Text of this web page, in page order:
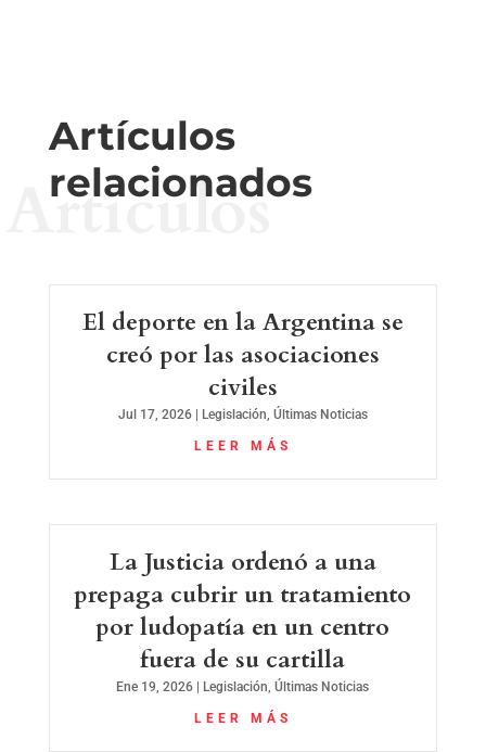
Artículos
relacionados
Artículos
El deporte en la Argentina se
creó por las asociaciones
civiles
Jul 17, 2026| Legislación Últimas Noticias
LEER MÁS
La Justicia ordenó a una
prepaga cubrir un tratamiento
por ludopatía en un centro
fuera de su cartilla
Ene 19, 2026 | Legislación ,Últimas Noticias
LEER MÁS